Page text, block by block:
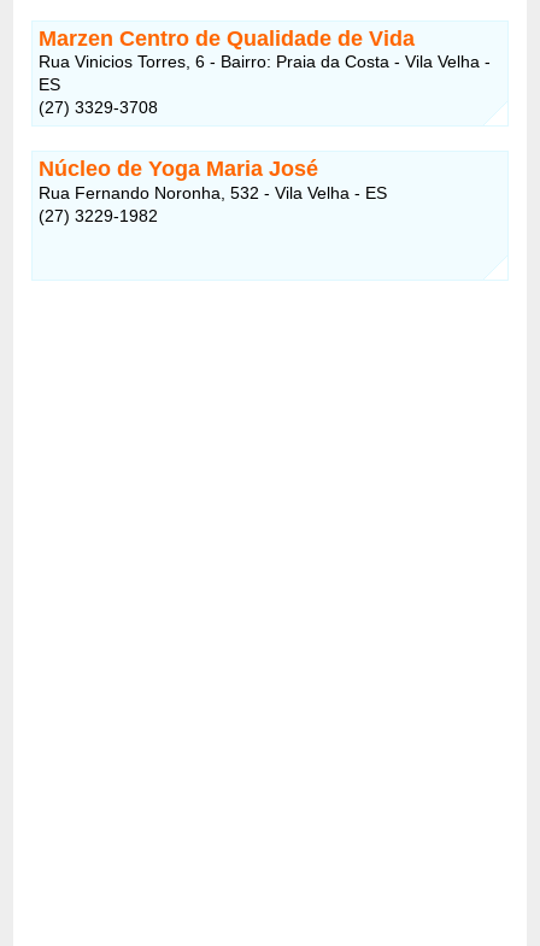
Marzen Centro de Qualidade de Vida
Rua Vinicios Torres, 6 - Bairro: Praia da Costa - Vila Velha -
ES
(27) 3329-3708
Núcleo de Yoga Maria José
Rua Fernando Noronha, 532 - Vila Velha - ES
(27) 3229-1982